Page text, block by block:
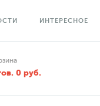
ИНТЕРЕСНОЕ
0руб.